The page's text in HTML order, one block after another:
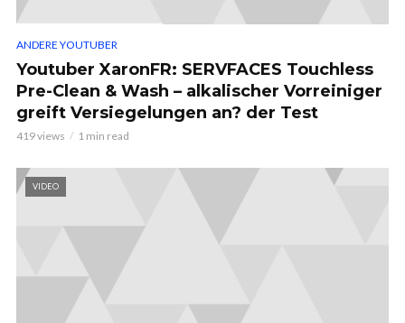
ANDERE YOUTUBER
Youtuber XaronFR: SERVFACES Touchless
Pre-Clean & Wash – alkalischer Vorreiniger
greift Versiegelungen an? der Test
419 views 1 min read
VIDEO